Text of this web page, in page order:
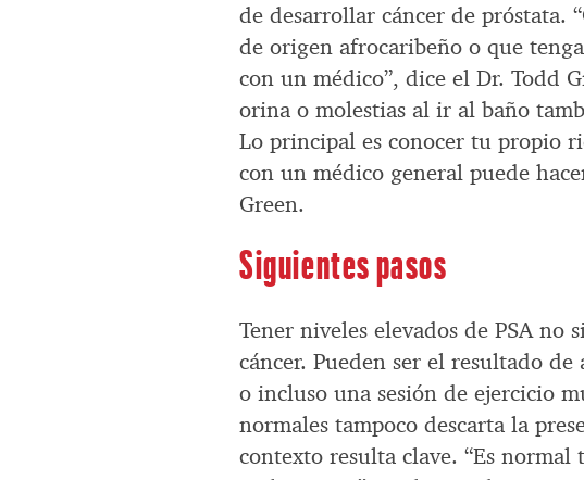
de desarrollar cáncer de próstata.
de origen afrocaribeño o que
con un médico”, dice el Dr. Todd
orina o molestias al ir al baño
Lo principal es conocer tu propio
con un médico general puede
Green.
Siguientes pasos
Tener niveles elevados de PSA no
cáncer. Pueden ser el resultado
o incluso una sesión de ejercicio
normales tampoco descarta la
contexto resulta clave. “Es